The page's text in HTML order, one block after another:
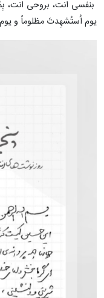
بنفسى انت، بروحى انت،
یوم اُستُشهِدتَ مظلوماً و یوم